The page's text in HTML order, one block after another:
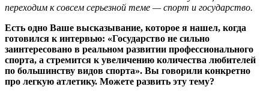
переходим к совсем серьезной теме — спорт и государство.
Есть одно Ваше высказывание, которое я нашел, когда
готовился к интервью: «Государство не сильно
заинтересовано в реальном развитии профессионального
спорта, а стремится к увеличению количества любителей
по большинству видов спорта». Вы говорили конкретно
про легкую атлетику. Можете развить эту тему?